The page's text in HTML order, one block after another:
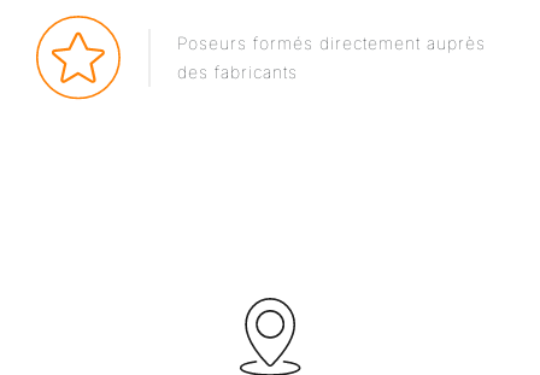
Poseurs formés directement auprès
des fabricants